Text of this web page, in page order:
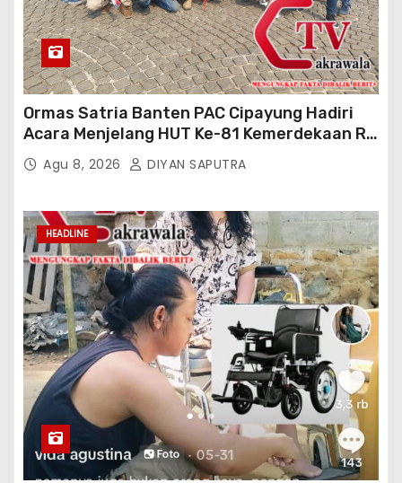
Ormas Satria Banten PAC Cipayung Hadiri
Acara Menjelang HUT Ke-81 Kemerdekaan RI
Di Silang Monas
Agu 8, 2026 DIYAN SAPUTRA
HEADLINE